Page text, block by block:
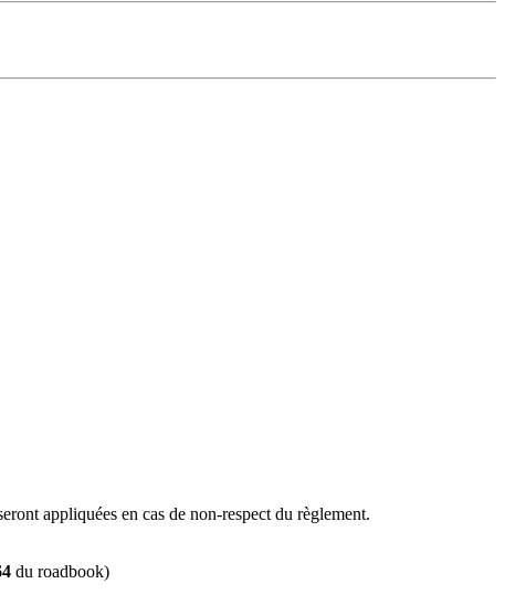
appliquées en cas de non-respect du règlement.
du roadbook)